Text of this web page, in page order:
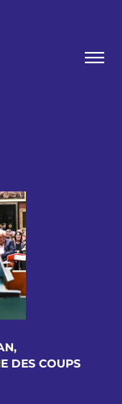
DES COUPS